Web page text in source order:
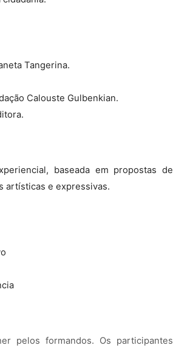
Tangerina.
Calouste Gulbenkian.
baseada em propostas de
artísticas e expressivas.
pelos formandos. Os participantes